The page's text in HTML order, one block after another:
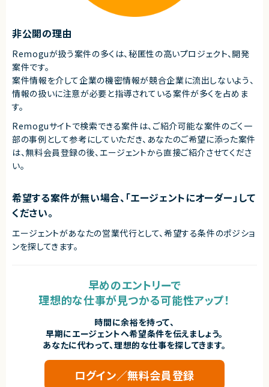
◎新規事業・DX推進に関わるため、ビジネス視点も身につきます！
す！
・LLM APIをプロダクトに組み込んだご経験
・IaC、CI/CD、負荷対策を含む本番運用を考慮したシステム設計経験
・小規模チームで技術的な意思決定を行い、開発を推進した経験
※日本語ネイティブレベルでのコミュニケーション能力を必須とします。
■尚可スキル
・Azure AI Foundryや画像解析・マルチモーダルAIの利用経験
・LINE Messaging APIまたはWebhookを利用した開発経験
・Amazon SQSを利用した非同期処理基盤の設計経験
・BtoB向けサービスやPoC・新規サービスの立ち上げ経験
■求める人物像
・要件が変化するPoC開発を柔軟に進められる方
・技術的な選択肢とトレードオフを整理して意思決定できる方
・指示を待つだけでなく、要件や設計について主体的に提案できる方
・小規模チームで担当領域を限定せずに動ける方
・エンド企業やプロジェクトメンバーと円滑に連携できる方
契約形態
業務委託(準委任契約)
契約元
◎生成AI・LLM・ベクトル検索を活用した新規サービス立ち上げフェーズにTe
ch Leadとして参画できます！
◎アーキテクチャ設計から技術選定、開発推進まで幅広い裁量を持ってプロ
ジェクトをリードできます！
◎サーバレス、マルチテナント、認証認可、非同期処理などモダンな技術課題
に携われます！
与できます！
◎フルリモート環境で全国から参画可能なため、柔軟な働き方を実現できま
非公開の理由
Remoguが扱う案件の多くは、秘匿性の高いプロジェクト、開発
案件です。
案件情報を介して企業の機密情報が競合企業に流出しないよう、
情報の扱いに注意が必要と指導されている案件が多くを占めま
す。
Remoguサイトで検索できる案件は、ご紹介可能な案件のごく一
部の事例として参考にしていただき、 あなたのご希望に添った案件
は、無料会員登録の後、エージェントから直接ご紹介させてくださ
い。
希望する案件が無い場合、「エージェントにオーダー」して
ください。
エージェントがあなたの営業代行として、希望する条件のポジショ
ンを探してきます。
早めのエントリーで
理想的な仕事が見つかる可能性アップ！
時間に余裕を持って、
早期にエージェントへ希望条件を伝えましょう。
あなたに代わって、理想的な仕事を探してきます。
ログイン／無料会員登録